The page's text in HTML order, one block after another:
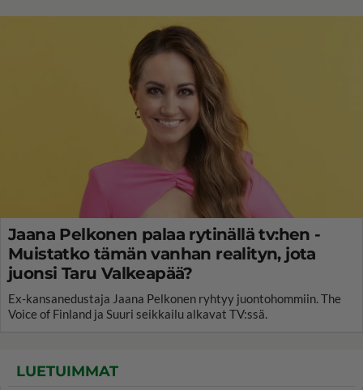
Jaana Pelkonen palaa rytinällä tv:hen -
Muistatko tämän vanhan realityn, jota
juonsi Taru Valkeapää?
Ex-kansanedustaja Jaana Pelkonen ryhtyy juontohommiin. The
Voice of Finland ja Suuri seikkailu alkavat TV:ssä.
LUETUIMMAT